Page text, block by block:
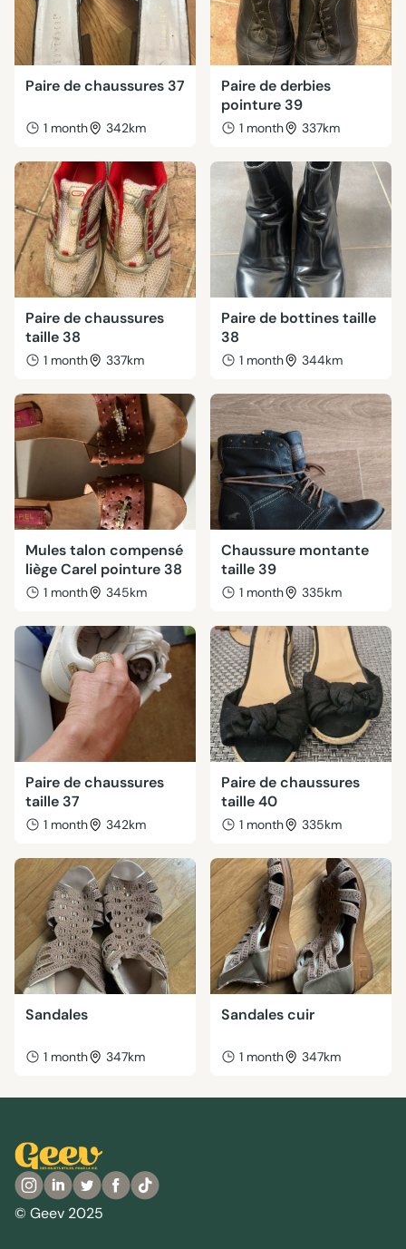
Paire de chaussures 37
1 month 342km
Paire de derbies
pointure 39
1 month 337km
Paire de chaussures
taille 38
1 month 337km
Paire de bottines taille
38
1 month 344km
Mules talon compensé
liège Carel pointure 38
1 month 345km
Chaussure montante
taille 39
1 month 335km
Paire de chaussures
taille 37
1 month 342km
Paire de chaussures
taille 40
1 month 335km
Sandales
1 month 347km
Sandales cuir
1 month 347km
© Geev 2025